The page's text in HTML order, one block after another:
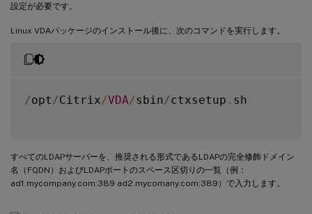
設定が必要です。
Linux VDAパッケージのインストール後に、次のコマンドを実行します。
/opt /Citrix/VDA/sbin/ctxsetup . sh
すべてのLDAPサーバーを、推奨される形式であるLDAPの完全修飾ドメイン
名（FQDN）およびLDAPポートのスペース区切りの一覧（例：
ad1.mycompany.com:389 ad2.mycomany.com:389）で入力します。